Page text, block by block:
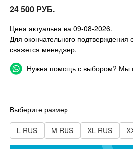
24 500 РУБ.
Цена актуальна на 09-08-2026.
Для окончательного подтверждения
свяжется менеджер.
Нужна помощь с выбором? Мы
Выберите размер
L RUS M RUS XL RUS